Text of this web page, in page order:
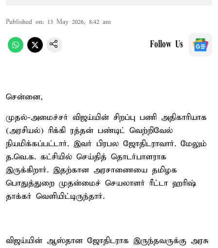
Published on: 13 May 2026, 8:42 am
Follow Us
சென்னை,
முதல்-அமைச்சர் விஜய்யின் சிறப்பு பணி அதிகாரியாக
(அரசியல்) ரிக்கி ரத்தன் பண்டிட் வெற்றிவேல்
நியமிக்கப்பட்டார். இவர் பிரபல ஜோதிடராவார். மேலும்
த.வெ.க. கட்சியில் செய்தித் தொடர்பாளராக
இருக்கிறார். இதற்கான அரசாணையை தமிழக
பொதுத்துறை முதன்மைச் செயலாளர் ரீட்டா ஹரிஷ்
தாக்கர் வெளியிட்டிருந்தார்.
விஜய்யின் ஆஸ்தான ஜோதிடராக இருந்தவருக்கு அரசு